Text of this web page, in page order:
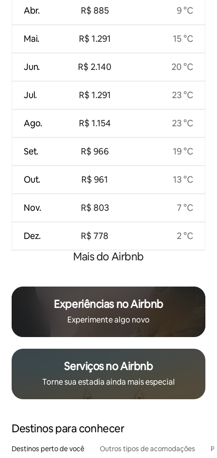
Abr.
Mai.
Jun.
Jul.
Ago.
Set.
Out.
Nov.
Dez.
R$ 885
R$ 1.291
R$ 2.140
R$ 1.291
R$ 1.154
R$ 966
R$ 961
R$ 803
R$ 778
9 °C
15 °C
20 °C
23 °C
23 °C
19 °C
13 °C
7 °C
2 °C
Mais do Airbnb
Experiências no Airbnb
Experimente algo novo
Serviços no Airbnb
Torne sua estadia ainda mais especial
Destinos para conhecer
Destinos perto de você Outros tipos de acomodações